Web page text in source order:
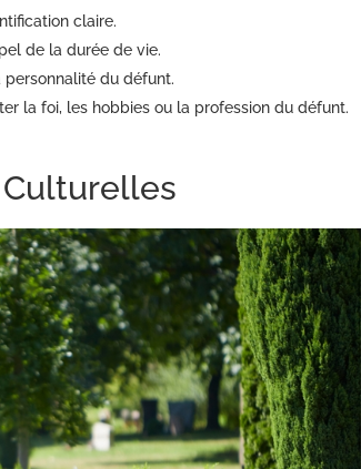
claire.
de la durée de vie.
du défunt.
la foi, les hobbies ou la profession du défunt.